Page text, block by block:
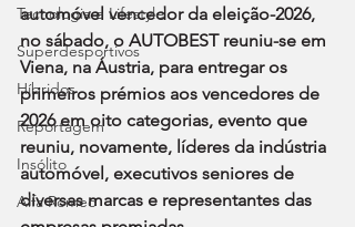
Tecnologia e Lifestyle
Superdesportivos
Híbridos
Reportagem
Insólito
Alfa Romeo
automóvel vencedor da eleição-2026,
no sábado, o AUTOBEST reuniu-se em
Viena, na Áustria, para entregar os
primeiros prémios aos vencedores de
2026 em oito categorias, evento que
reuniu, novamente, líderes da indústria
automóvel, executivos seniores de
diversas marcas e representantes das